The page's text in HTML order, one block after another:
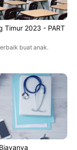
Timur 2023 - PART
buat anak.